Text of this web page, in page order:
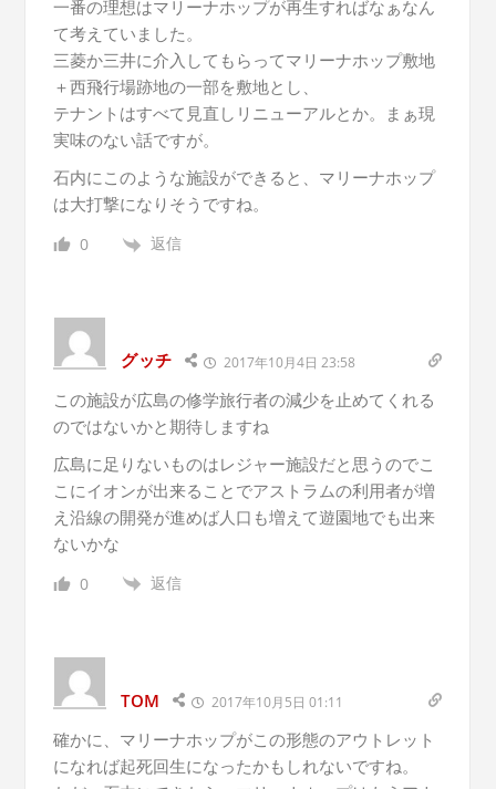
一番の理想はマリーナホップが再生すればなぁなん
て考えていました。
三菱か三井に介入してもらってマリーナホップ敷地
＋西飛行場跡地の一部を敷地とし、
テナントはすべて見直しリニューアルとか。まぁ現
実味のない話ですが。
石内にこのような施設ができると、マリーナホップ
は大打撃になりそうですね。
0 返信
グッチ 2017年10月4日 23:58
この施設が広島の修学旅行者の減少を止めてくれる
のではないかと期待しますね
広島に足りないものはレジャー施設だと思うのでこ
こにイオンが出来ることでアストラムの利用者が増
え沿線の開発が進めば人口も増えて遊園地でも出来
ないかな
0 返信
TOM 2017年10月5日 01:11
確かに、マリーナホップがこの形態のアウトレット
になれば起死回生になったかもしれないですね。